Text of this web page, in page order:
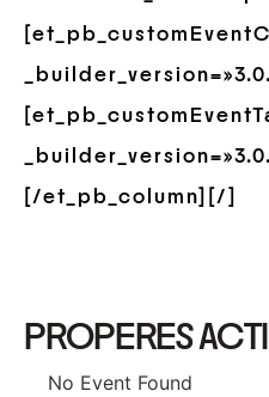
[/et_pb_column][/]
PROPERES
No Event Found